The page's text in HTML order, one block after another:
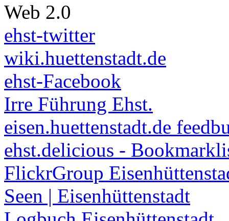
Web 2.0
ehst-twitter
wiki.huettenstadt.de
ehst-Facebook
Irre Führung Ehst.
eisen.huettenstadt.de
ehst.delicious -
FlickrGroup
Seen | Eisenhüttenstadt